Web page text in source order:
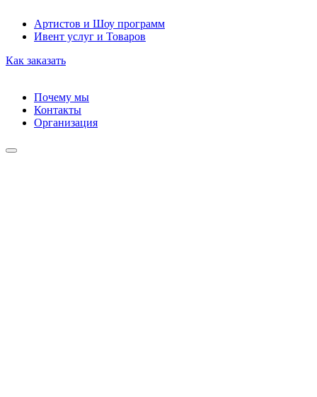
Артистов и Шоу программ
Ивент услуг и Товаров
Как заказать
Почему мы
Контакты
Организация